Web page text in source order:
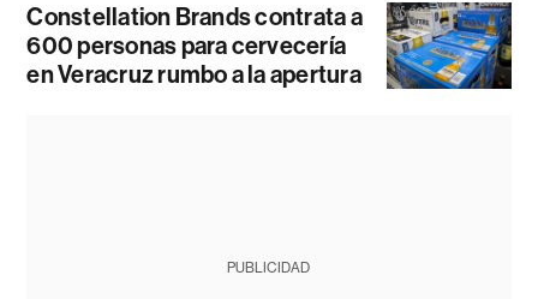
Constellation Brands contrata a
600 personas para cervecería
en Veracruz rumbo a la apertura
PUBLICIDAD